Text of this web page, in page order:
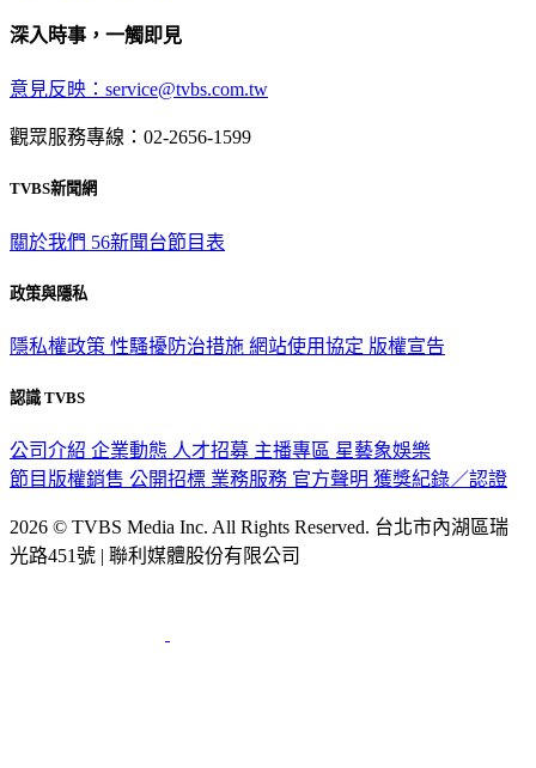
深入時事，一觸即見
意見反映：service@tvbs.com.tw
觀眾服務專線：02-2656-1599
TVBS新聞網
關於我們 56新聞台節目表
政策與隱私
隱私權政策 性騷擾防治措施 網站使用協定 版權宣告
認識 TVBS
公司介紹 企業動態 人才招募 主播專區 星藝象娛樂
節目版權銷售 公開招標 業務服務 官方聲明 獲獎紀錄／認證
2026 © TVBS Media Inc. All Rights Reserved. 台北市內湖區瑞
光路451號 | 聯利媒體股份有限公司